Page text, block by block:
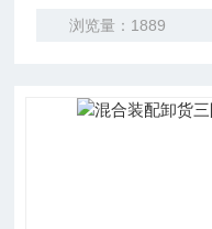
浏览量：1889